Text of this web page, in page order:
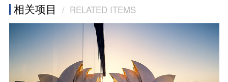
相关项目 / RELATED ITEMS